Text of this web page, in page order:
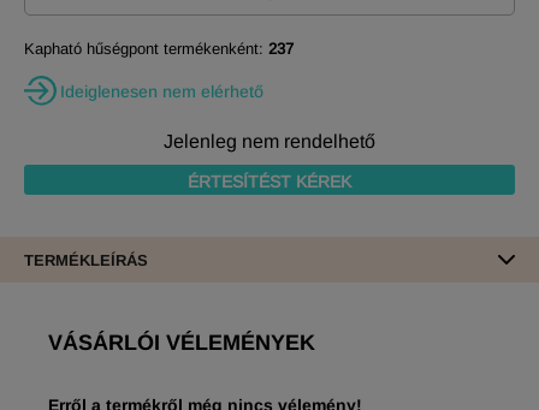
Kapható hűségpont termékenként: 237
Ideiglenesen nem elérhető
Jelenleg nem rendelhető
ÉRTESÍTÉST KÉREK
TERMÉKLEÍRÁS
VÁSÁRLÓI VÉLEMÉNYEK
Erről a termékről még nincs vélemény!